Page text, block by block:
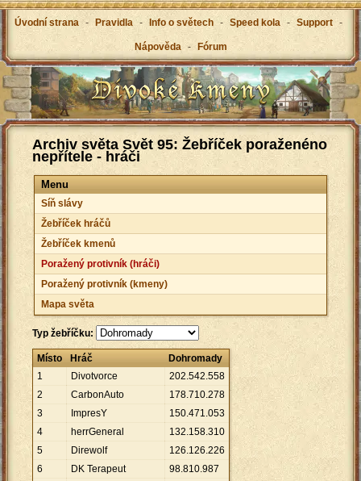
Úvodní strana - Pravidla - Info o světech - Speed kola - Support -
Nápověda - Fórum
Archiv světa Svět 95: Žebříček poraženéno
nepřítele - hráči
Menu
Síň slávy
Žebříček hráčů
Žebříček kmenů
Poražený protivník (hráči)
Poražený protivník (kmeny)
Mapa světa
Typ žebříčku:
Místo Hráč
Dohromady
1
Divotvorce 202.542.558
2
CarbonAuto 178.710.278
3
ImpresY 150.471.053
4
herrGeneral 132.158.310
5
Direwolf 126.126.226
6
DK Terapeut 98.810.987